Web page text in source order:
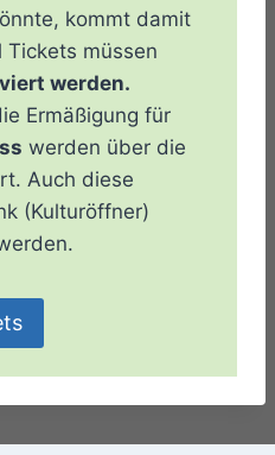
kommt damit
Tickets müssen
werden.
Ermäßigung für
werden über die
Auch diese
(Kulturöffner)